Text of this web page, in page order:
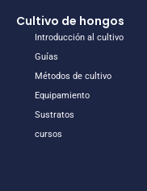
Cultivo de hongos
Introducción al cultivo
Guías
Métodos de cultivo
Equipamiento
Sustratos
cursos